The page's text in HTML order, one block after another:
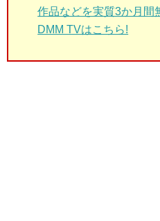
作品などを実質3か月間
DMM TVはこちら!